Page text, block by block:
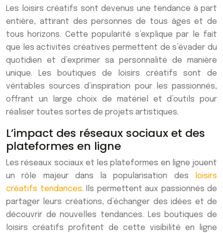
Les loisirs créatifs sont devenus une tendance à part
entière, attirant des personnes de tous âges et de
tous horizons. Cette popularité s’explique par le fait
que les activités créatives permettent de s’évader du
quotidien et d’exprimer sa personnalité de manière
unique. Les boutiques de loisirs créatifs sont de
véritables sources d’inspiration pour les passionnés,
offrant un large choix de matériel et d’outils pour
réaliser toutes sortes de projets artistiques.
L’impact des réseaux sociaux et des
plateformes en ligne
Les réseaux sociaux et les plateformes en ligne jouent
un rôle majeur dans la popularisation des
loisirs
créatifs tendances. Ils permettent aux passionnés de
partager leurs créations, d’échanger des idées et de
découvrir de nouvelles tendances. Les boutiques de
loisirs créatifs profitent de cette visibilité en ligne